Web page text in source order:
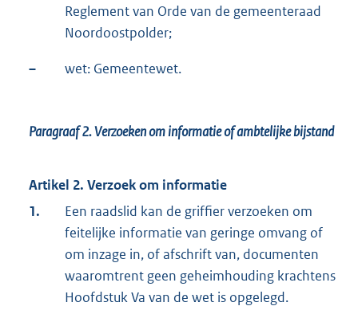
Reglement van Orde van de gemeenteraad
Noordoostpolder;
– wet: Gemeentewet.
Paragraaf 2.Verzoeken om informatie of ambtelijke bijstand
Artikel 2. Verzoek om informatie
1.
Een raadslid kan de griffier verzoeken om
feitelijke informatie van geringe omvang of
om inzage in, of afschrift van, documenten
waaromtrent geen geheimhouding krachtens
Hoofdstuk Va van de wet is opgelegd.